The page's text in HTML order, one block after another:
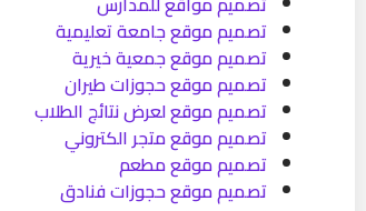
تصميم موقع جامعة تعليمية
تصميم موقع جمعية خيرية
تصميم موقع حجوزات طيران
تصميم موقع لعرض نتائج الطلاب
تصميم موقع متجر الكتروني
تصميم موقع مطعم
تصميم موقع حجوزات فنادق